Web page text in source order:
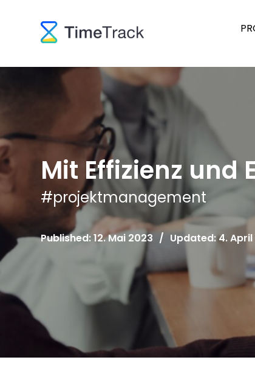
Mit Effizienz und
#projektmanagement
Published: 12. Mai 2023 / Updated: 4.